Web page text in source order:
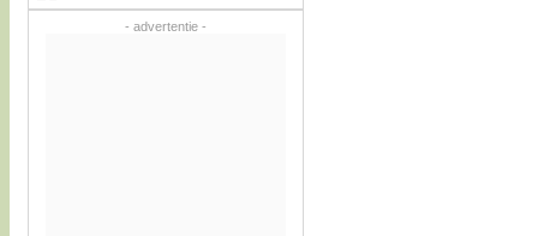
- advertentie -